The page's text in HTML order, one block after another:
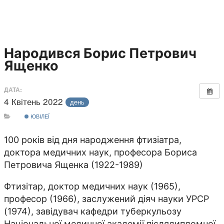
Народився Борис Петрович
Ященко
ДАТА:
4 Квітень 2022 день
ЮВІЛЕЇ
100 років від дня народження фтизіатра,
доктора медичних наук, професора Бориса
Петровича Ященка (1922-1989)
Фтизітар, доктор медичних наук (1965),
професор (1966), заслужений діяч науки УРСР
(1974), завідувач кафедри туберкульозу